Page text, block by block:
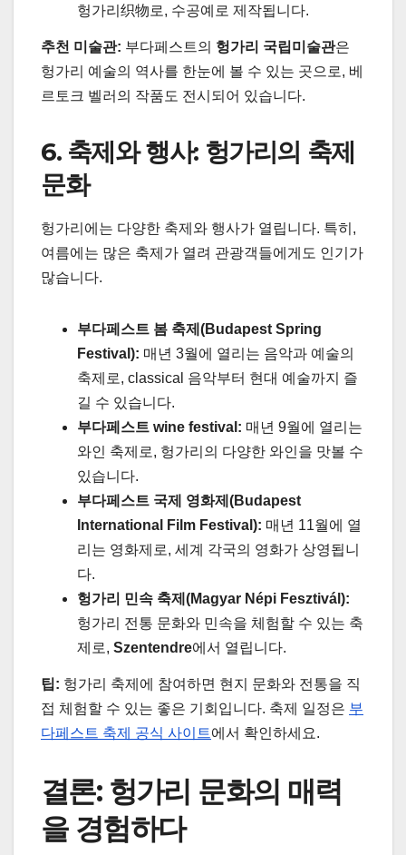
헝가리织物로, 수공예로 제작됩니다.
추천 미술관: 부다페스트의 헝가리 국립미술관은
헝가리 예술의 역사를 한눈에 볼 수 있는 곳으로, 베
르토크 벨러의 작품도 전시되어 있습니다.
6. 축제와 행사: 헝가리의 축제
문화
헝가리에는 다양한 축제와 행사가 열립니다. 특히,
여름에는 많은 축제가 열려 관광객들에게도 인기가
많습니다.
부다페스트 봄 축제(Budapest Spring
Festival): 매년 3월에 열리는 음악과 예술의
축제로, classical 음악부터 현대 예술까지 즐
길 수 있습니다.
부다페스트 wine festival: 매년 9월에 열리는
와인 축제로, 헝가리의 다양한 와인을 맛볼 수
있습니다.
부다페스트 국제 영화제(Budapest
International Film Festival): 매년 11월에 열
리는 영화제로, 세계 각국의 영화가 상영됩니
다.
헝가리 민속 축제(Magyar Népi Fesztivál):
헝가리 전통 문화와 민속을 체험할 수 있는 축
제로, Szentendre에서 열립니다.
팁: 헝가리 축제에 참여하면 현지 문화와 전통을 직
접 체험할 수 있는 좋은 기회입니다. 축제 일정은 부
다페스트 축제 공식 사이트에서 확인하세요.
결론: 헝가리 문화의 매력
을 경험하다